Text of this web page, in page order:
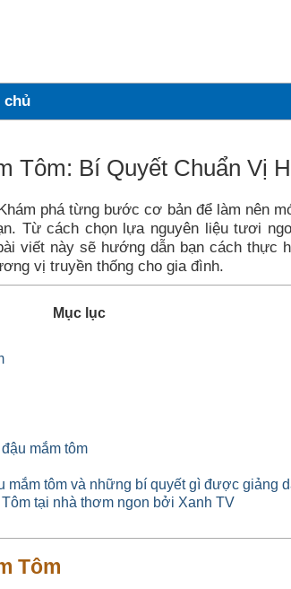
chủ
Tôm: Bí Quyết Chuẩn Vị
phá từng bước cơ bản để làm nên
Từ cách chọn lựa nguyên liệu tươi
viết này sẽ hướng dẫn bạn cách thực
vị truyền thống cho gia đình.
Mục lục
mắm tôm
mắm tôm và những bí quyết gì được giảng
tại nhà thơm ngon bởi Xanh TV
Tôm